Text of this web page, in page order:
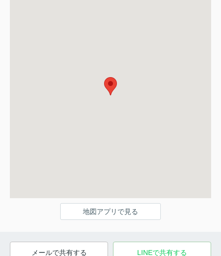
地図アプリで見る
メールで共有する LINEで共有する